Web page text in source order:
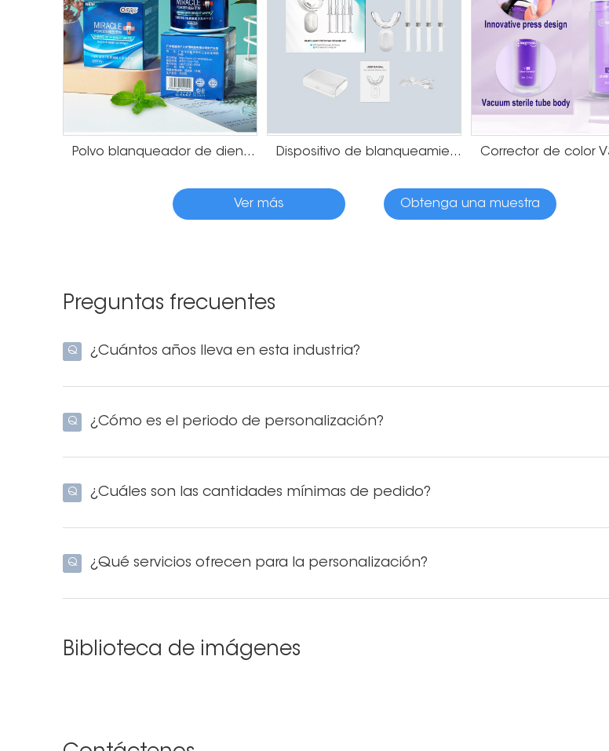
Polvo blanqueador de dientes con sabor a menta Dispositivo de blanqueamiento dental con luz azul Corrector de color
Ver más Obtenga una muestra
Preguntas frecuentes
Q ¿Cuántos años lleva en esta industria?
Q ¿Cómo es el periodo de personalización?
Q ¿Cuáles son las cantidades mínimas de pedido?
Q ¿Qué servicios ofrecen para la personalización?
Biblioteca de imágenes